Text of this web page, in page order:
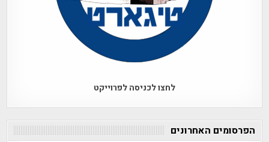
לחצו לכניסה לפרוייקט
הפרסומים האחרונים